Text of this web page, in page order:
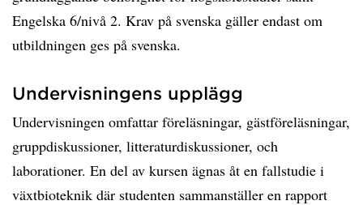
Engelska 6/nivå 2. Krav på svenska gäller endast om
utbildningen ges på svenska.
Undervisningens upplägg
Undervisningen omfattar föreläsningar, gästföreläsningar,
gruppdiskussioner, litteraturdiskussioner, och
laborationer. En del av kursen ägnas åt en fallstudie i
växtbioteknik där studenten sammanställer en rapport